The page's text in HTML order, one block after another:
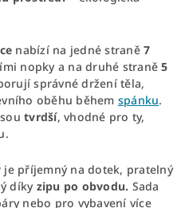
nabízí na jedné straně 7
nopky a na druhé straně5
správné držení těla,
oběhu během spánku.
tvrdší, vhodné pro ty,
je příjemný na dotek, pratelný
díkyzipu po obvodu. Sada
nebo pro vybavení více